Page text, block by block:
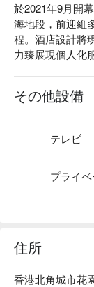
於2021年9月開
海地段，前迎維
程。酒店設計將
力臻展現個人化
その他設備
テレビ
プライ
住所
香港北角城市花